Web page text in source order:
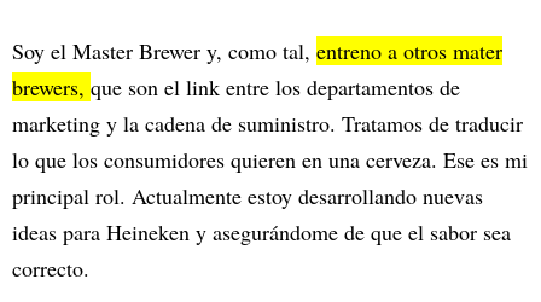
Soy el Master Brewer y, como tal, entreno a otros mater
brewers, que son el link entre los departamentos de
marketing y la cadena de suministro. Tratamos de traducir
lo que los consumidores quieren en una cerveza. Ese es mi
principal rol. Actualmente estoy desarrollando nuevas
ideas para Heineken y asegurándome de que el sabor sea
correcto.